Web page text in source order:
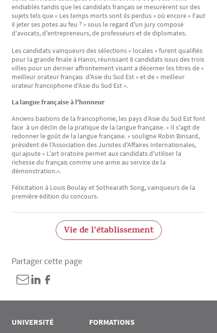
endiablés tandis que les candidats français se mesurèrent sur des
sujets tels que « Les temps morts sont ils perdus » où encore « Faut
il jeter ses potes au feu ? » sous le regard d'un jury composé
d'avocats, d'entrepreneurs, de professeurs et de diplomates.
Les candidats vainqueurs des sélections « locales » furent qualifiés
pour la grande finale à Hanoï, réunissant 8 candidats issus des trois
villes pour un dernier affrontement visant a décerner les titres de «
meilleur orateur français d'Asie du Sud Est » et de « meilleur
orateur francophone d'Asie du Sud Est ».
La langue française à l'honneur
Anciens bastions de la francophonie, les pays d'Asie du Sud Est font
face à un déclin de la pratique de la langue française. « Il s'agit de
redonner le goût de la langue française. » souligne Robin Binsard,
président de l'Association des Juristes d'Affaires Internationales,
qui ajoute « L'art oratoire permet aux candidats d'utiliser la
richesse du français comme une arme au service de la
démonstration.».
Félicitation à Louis Boulay et Sothearath Song, vainqueurs de la
première édition du concours.
Vie de l’établissement
Partager cette page
UNIVERSITÉ FORMATIONS